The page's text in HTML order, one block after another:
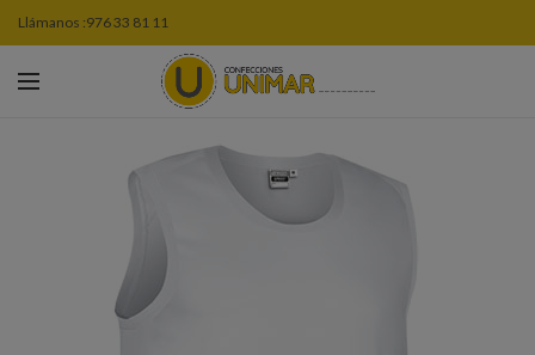
Llámanos :976 33 81 11